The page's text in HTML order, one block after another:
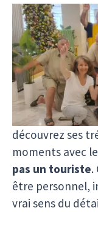
Avec
des gens qui
Sud-Est . Pas
: juste des
rencontres
Vous explorez
découvrez ses
moments avec
pas un touriste.
être personnel,
vrai sens du